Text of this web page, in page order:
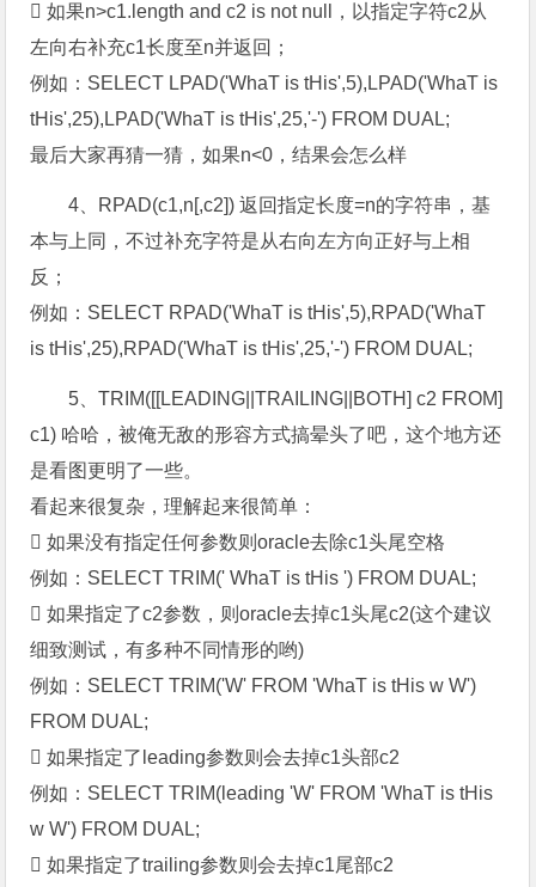
 如果n>c1.length and c2 is not null，以指定字符c2从
左向右补充c1长度至n并返回；
例如：SELECT LPAD('WhaT is tHis',5),LPAD('WhaT is
tHis',25),LPAD('WhaT is tHis',25,'-') FROM DUAL;
最后大家再猜一猜，如果n<0，结果会怎么样
4、RPAD(c1,n[,c2]) 返回指定长度=n的字符串，基
本与上同，不过补充字符是从右向左方向正好与上相
反；
例如：SELECT RPAD('WhaT is tHis',5),RPAD('WhaT
is tHis',25),RPAD('WhaT is tHis',25,'-') FROM DUAL;
5、TRIM([[LEADING||TRAILING||BOTH] c2 FROM]
c1) 哈哈，被俺无敌的形容方式搞晕头了吧，这个地方还
是看图更明了一些。
看起来很复杂，理解起来很简单：
 如果没有指定任何参数则oracle去除c1头尾空格
例如：SELECT TRIM(' WhaT is tHis ') FROM DUAL;
 如果指定了c2参数，则oracle去掉c1头尾c2(这个建议
细致测试，有多种不同情形的哟)
例如：SELECT TRIM('W' FROM 'WhaT is tHis w W')
FROM DUAL;
 如果指定了leading参数则会去掉c1头部c2
例如：SELECT TRIM(leading 'W' FROM 'WhaT is tHis
w W') FROM DUAL;
 如果指定了trailing参数则会去掉c1尾部c2